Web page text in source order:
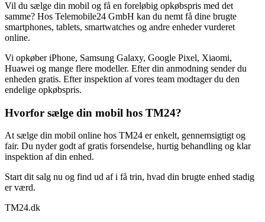
Vil du sælge din mobil og få en foreløbig opkøbspris med det
samme? Hos Telemobile24 GmbH kan du nemt få dine brugte
smartphones, tablets, smartwatches og andre enheder vurderet
online.
Vi opkøber iPhone, Samsung Galaxy, Google Pixel, Xiaomi,
Huawei og mange flere modeller. Efter din anmodning sender du
enheden gratis. Efter inspektion af vores team modtager du den
endelige opkøbspris.
Hvorfor sælge din mobil hos TM24?
At sælge din mobil online hos TM24 er enkelt, gennemsigtigt og
fair. Du nyder godt af gratis forsendelse, hurtig behandling og klar
inspektion af din enhed.
Start dit salg nu og find ud af i få trin, hvad din brugte enhed stadig
er værd.
TM24.dk